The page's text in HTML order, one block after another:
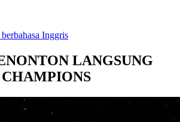
Inggris
LANGSUNG
CHAMPIONS